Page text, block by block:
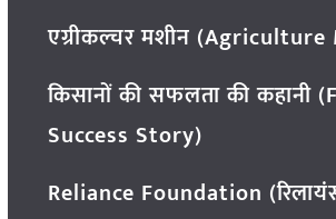
एग्रीकल्चर मशीन
किसानों की सफलता की कहानी
Success Story)
Reliance Foundation